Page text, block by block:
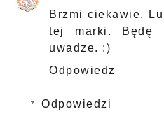
Brzmi ciekawie.
tej marki. Będę
uwadze. :)
Odpowiedz
Odpowiedzi